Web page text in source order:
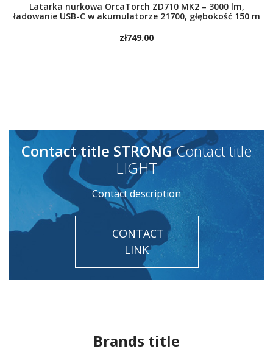
Latarka nurkowa OrcaTorch ZD710 MK2 – 3000 lm,
ładowanie USB-C w akumulatorze 21700, głębokość 150 m
zł749.00
Contact title STRONGContact title
LIGHT
Contact description
CONTACT
LINK
Brands title